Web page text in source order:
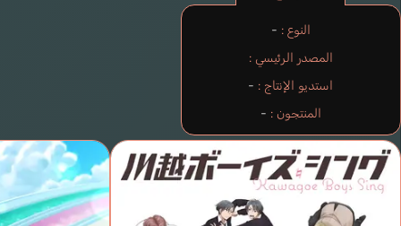
النوع : -
المصدر الرئيسي :
استديو الإنتاج : -
المنتجون : -